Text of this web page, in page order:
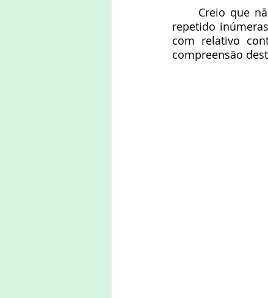
repetido
com relativo
compreensão